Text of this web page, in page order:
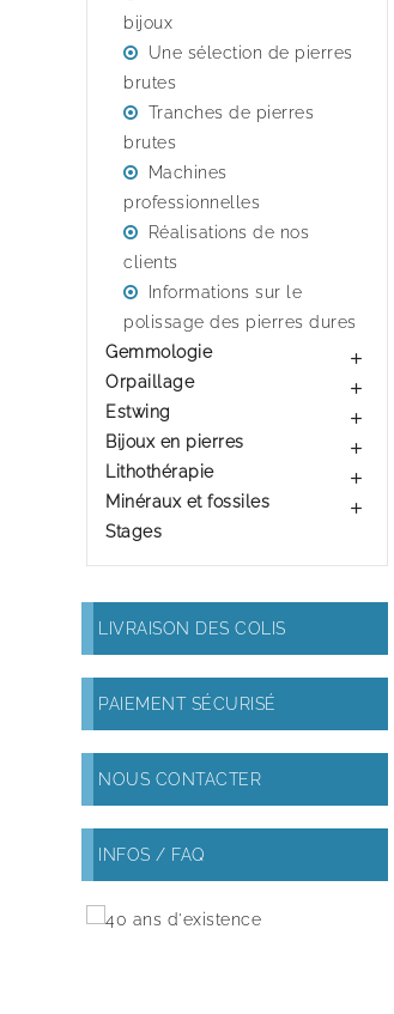
bijoux
Une sélection de pierres
brutes
Tranches de pierres
brutes
Machines
professionnelles
Réalisations de nos
clients
Informations sur le
polissage des pierres dures
Gemmologie

Orpaillage 
Estwing 
Bijoux en pierres 
Lithothérapie 
Minéraux et fossiles 
Stages
LIVRAISON DES COLIS
PAIEMENT SÉCURISÉ
NOUS CONTACTER
INFOS / FAQ